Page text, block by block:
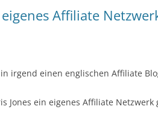
Affiliate
irgend einen englischen Affiliate
Jones ein eigenes Affiliate